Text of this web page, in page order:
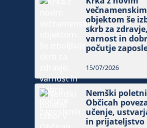
večnamenskim
objektom še
skrb za zdravje,
varnost in
počutje
15/07/2026
Nemški
Občicah
učenje,
in prijateljstvo